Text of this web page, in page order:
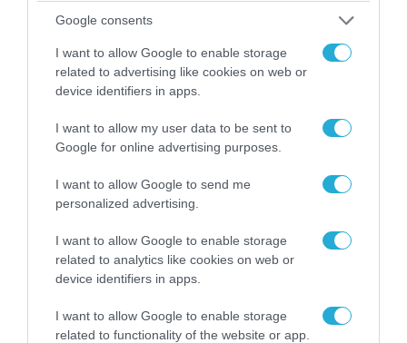
Google consents
I want to allow Google to enable storage
related to advertising like cookies on web or
device identifiers in apps.
I want to allow my user data to be sent to
Google for online advertising purposes.
I want to allow Google to send me
personalized advertising.
I want to allow Google to enable storage
related to analytics like cookies on web or
device identifiers in apps.
I want to allow Google to enable storage
related to functionality of the website or app.
«Επιχείρηση ελεύθερα πεζοδρόμια» στην
Αθήνα: Απομακρύνθηκαν παράνομα
αντικείμενα από κοινόχρηστους χώρους